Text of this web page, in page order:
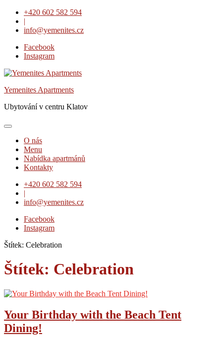
Skip
content
+420 602 582 594
|
info@yemenites.cz
Facebook
Instagram
Yemenites Apartments
Ubytování v centru Klatov
O nás
Menu
Nabídka apartmánů
Kontakty
+420 602 582 594
|
info@yemenites.cz
Facebook
Instagram
Štítek: Celebration
Štítek: Celebration
Your Birthday with the Beach Tent
Dining!